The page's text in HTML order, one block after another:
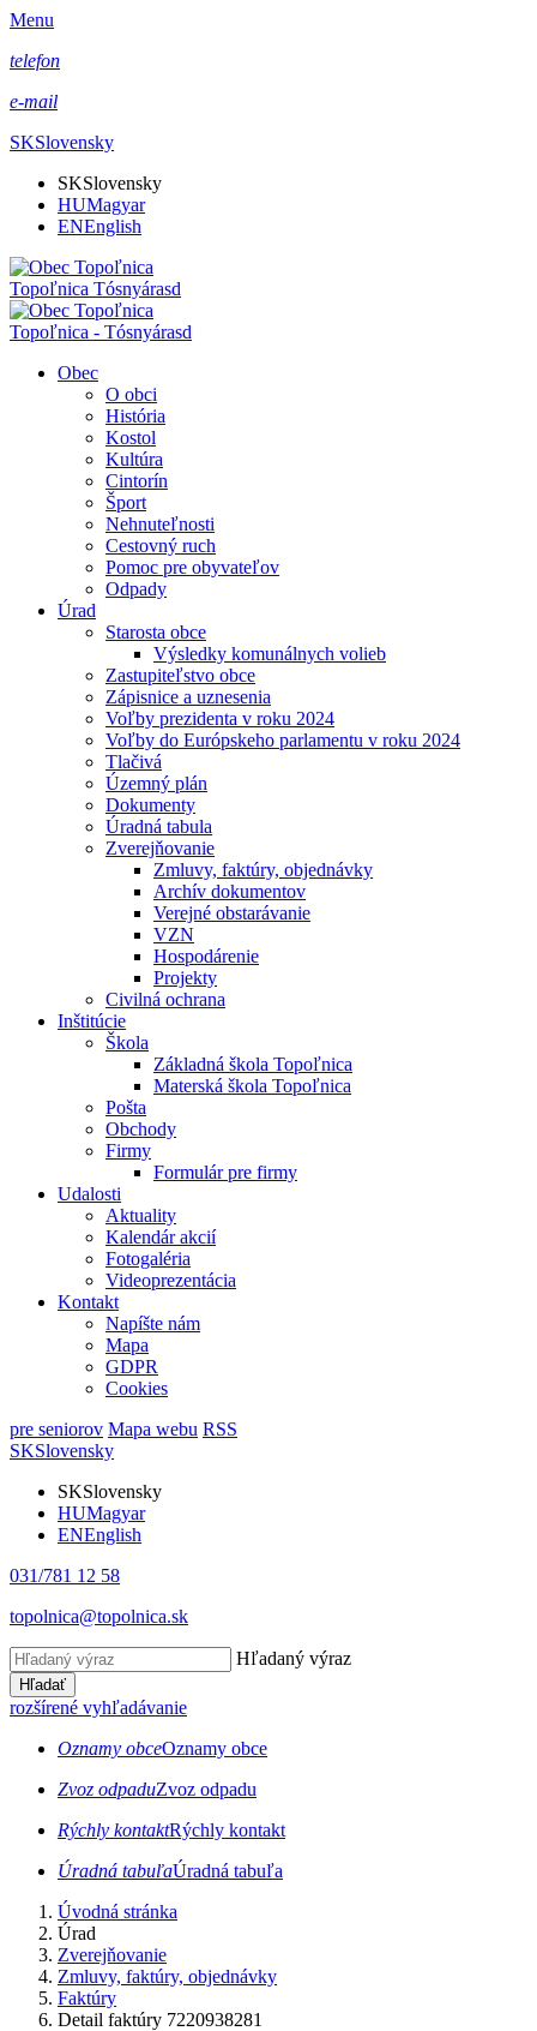
Menu
telefon
e-mail
SKSlovensky
SKSlovensky
HUMagyar
ENEnglish
Topoľnica Tósnyárasd
Topoľnica - Tósnyárasd
Obec
O obci
História
Kostol
Kultúra
Cintorín
Šport
Nehnuteľnosti
Cestovný ruch
Pomoc pre obyvateľov
Odpady
Úrad
Starosta obce
Výsledky komunálnych volieb
Zastupiteľstvo obce
Zápisnice a uznesenia
Voľby prezidenta v roku 2024
Voľby do Európskeho parlamentu v roku 2024
Tlačivá
Územný plán
Dokumenty
Úradná tabula
Zverejňovanie
Zmluvy, faktúry, objednávky
Archív dokumentov
Verejné obstarávanie
VZN
Hospodárenie
Projekty
Civilná ochrana
Inštitúcie
Škola
Základná škola Topoľnica
Materská škola Topoľnica
Pošta
Obchody
Firmy
Formulár pre firmy
Udalosti
Aktuality
Kalendár akcií
Fotogaléria
Videoprezentácia
Kontakt
Napíšte nám
Mapa
GDPR
Cookies
pre seniorov Mapa webu RSS
SKSlovensky
SKSlovensky
HUMagyar
ENEnglish
031/781 12 58
topolnica@topolnica.sk
Hľadaný výraz
Hľadať
rozšírené vyhľadávanie
Oznamy obceOznamy obce
Zvoz odpaduZvoz odpadu
Rýchly kontaktRýchly kontakt
Úradná tabuľaÚradná tabuľa
Úvodná stránka
Úrad
Zverejňovanie
Zmluvy, faktúry, objednávky
Faktúry
Detail faktúry 7220938281